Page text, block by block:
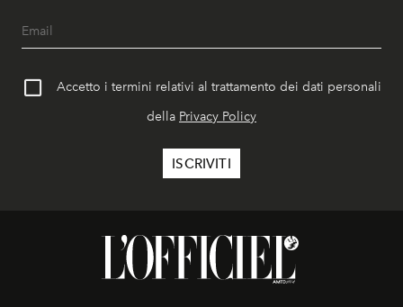
Accetto i termini relativi al trattamento dei dati personali
della Privacy Policy